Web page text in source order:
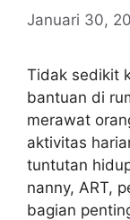
Januari 30,
Tidak sedikit
bantuan di
merawat
aktivitas
tuntutan
nanny, ART,
bagian